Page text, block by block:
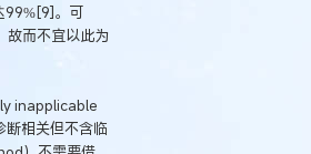
99%[9]。可
故而不宜以此为
inapplicable
断相关但不含临